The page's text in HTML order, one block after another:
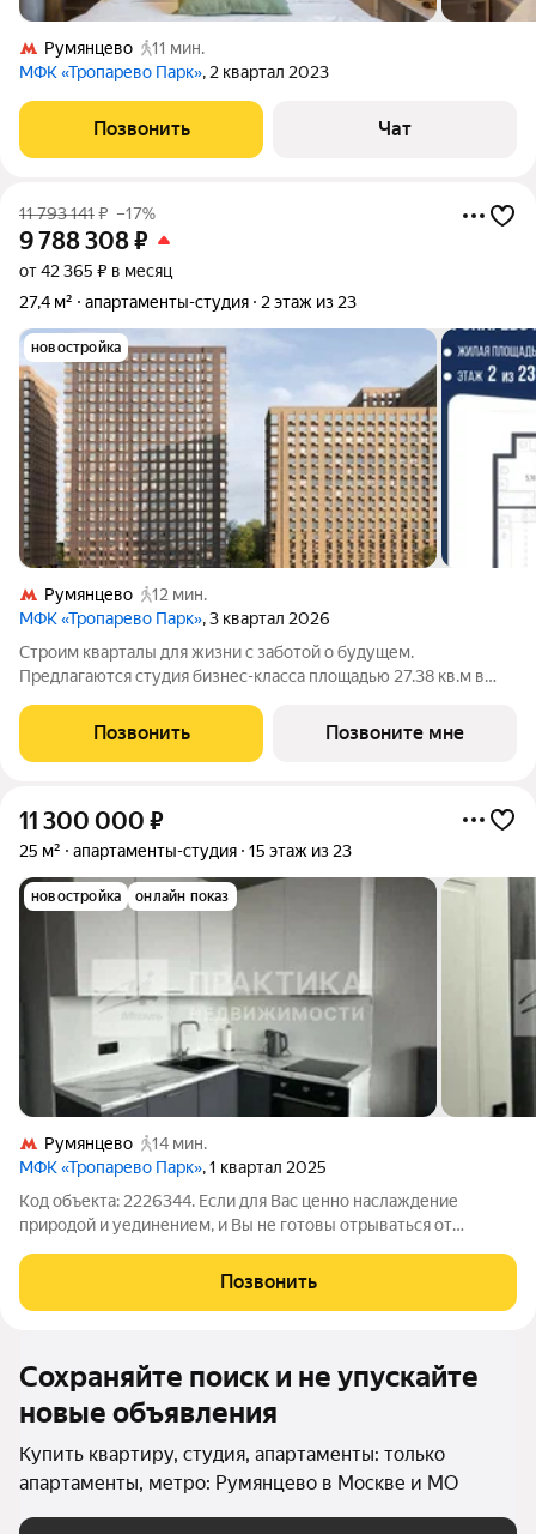
Румянцево
11 мин.
МФК «Тропарево Парк», 2 квартал 2023
Позвонить Чат
11 793 141₽ –17%
9 788 308₽
от 42 365 ₽ в месяц
27,4 м²
апартаменты-студия 2 этаж из 23
новостройка
Румянцево
12 мин.
МФК «Тропарево Парк», 3 квартал 2026
Строим кварталы для жизни с заботой о будущем.
Предлагаются студия бизнес-класса площадью 27.38 кв.м в
комплексе "Тропарево Парк".Проект строится полностью с
отделкой, которая включает ламинат, обои
Позвонить Позвоните мне
11 300 000 ₽
25 м² апартаменты-студия 15 этаж из 23
новостройка онлайн показ
Румянцево
14 мин.
МФК «Тропарево Парк», 1 квартал 2025
Код объекта: 2226344. Если для Вас ценно наслаждение
природой и уединением, и Вы не готовы отрываться от
Апартаменты в ЖК Бизнес класса - идеальное место для
жизни, в районе, предлагающим множество
Позвонить
Сохраняйте поиск и не упускайте
новые объявления
Купить квартиру, студия, апартаменты: только
апартаменты, метро: Румянцево в Москве и МО